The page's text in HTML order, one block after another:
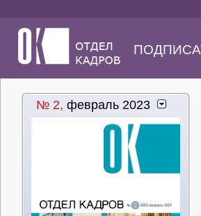
№ 2, февраль 2023